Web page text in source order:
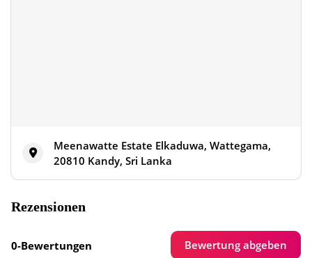
Meenawatte Estate Elkaduwa, Wattegama,
20810 Kandy, Sri Lanka
Rezensionen
0-Bewertungen Bewertung abgeben